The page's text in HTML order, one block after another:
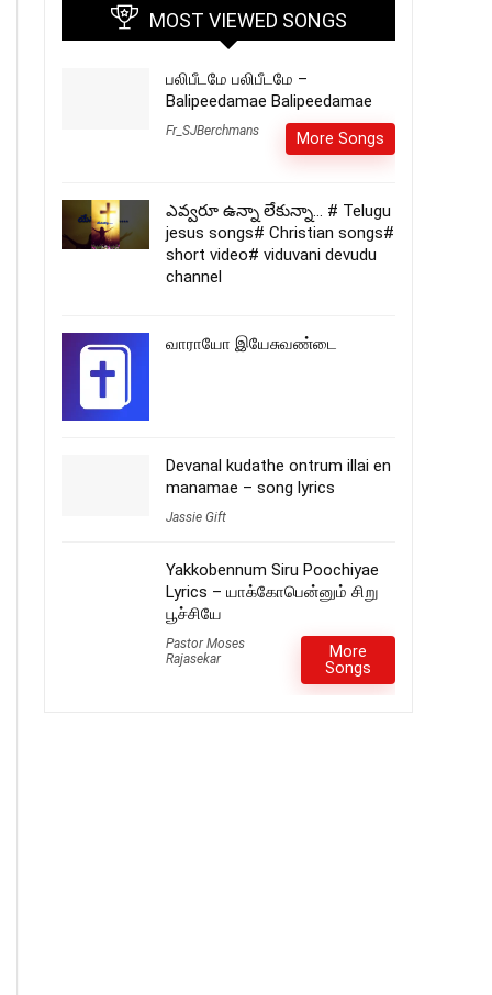
MOST VIEWED SONGS
பலிபீடமே பலிபீடமே –
Balipeedamae Balipeedamae
Fr_SJBerchmans More Songs
ఎవ్వరూ ఉన్నా లేకున్నా… # Telugu
jesus songs# Christian songs#
short video# viduvani devudu
channel
வாராயோ இயேசுவண்டை
Devanal kudathe ontrum illai en
manamae – song lyrics
Jassie Gift
Yakkobennum Siru Poochiyae
Lyrics – யாக்கோபென்னும் சிறு
பூச்சியே
Pastor Moses
Rajasekar
More
Songs